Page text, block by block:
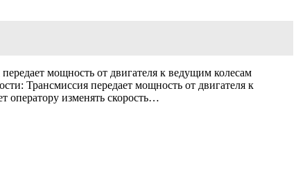
мощность от двигателя к ведущим колесам
Трансмиссия передает мощность от двигателя к
оператору изменять скорость…